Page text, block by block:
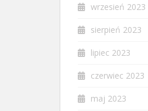
wrzesień 2023
sierpień 2023
lipiec 2023
czerwiec 2023
maj 2023